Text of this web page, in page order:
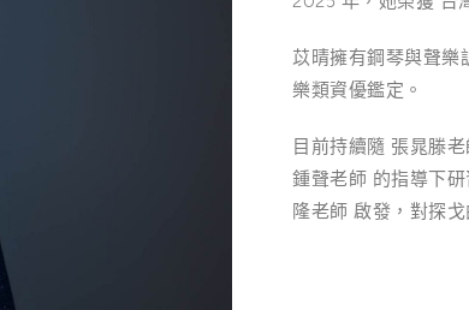
苡晴擁有鋼琴與聲
樂類資優鑑定。
目前持續隨 張晁滕
鍾聲老師 的指導下
隆老師 啟發，對探